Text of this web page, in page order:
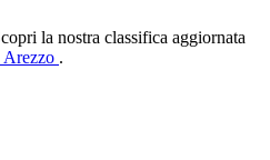
la nostra classifica aggiornata
Arezzo .